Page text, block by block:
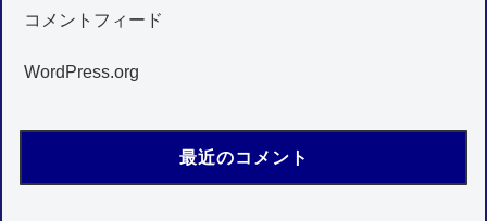
コメントフィード
WordPress.org
最近のコメント